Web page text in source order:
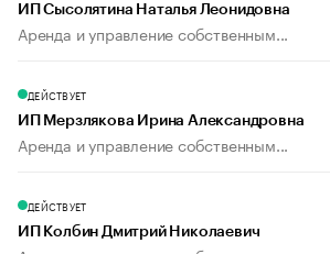
ИП Сысолятина Наталья Леонидовна
Аренда и управление собственным...
ДЕЙСТВУЕТ
ИП Мерзлякова Ирина Александровна
Аренда и управление собственным...
ДЕЙСТВУЕТ
ИП Колбин Дмитрий Николаевич